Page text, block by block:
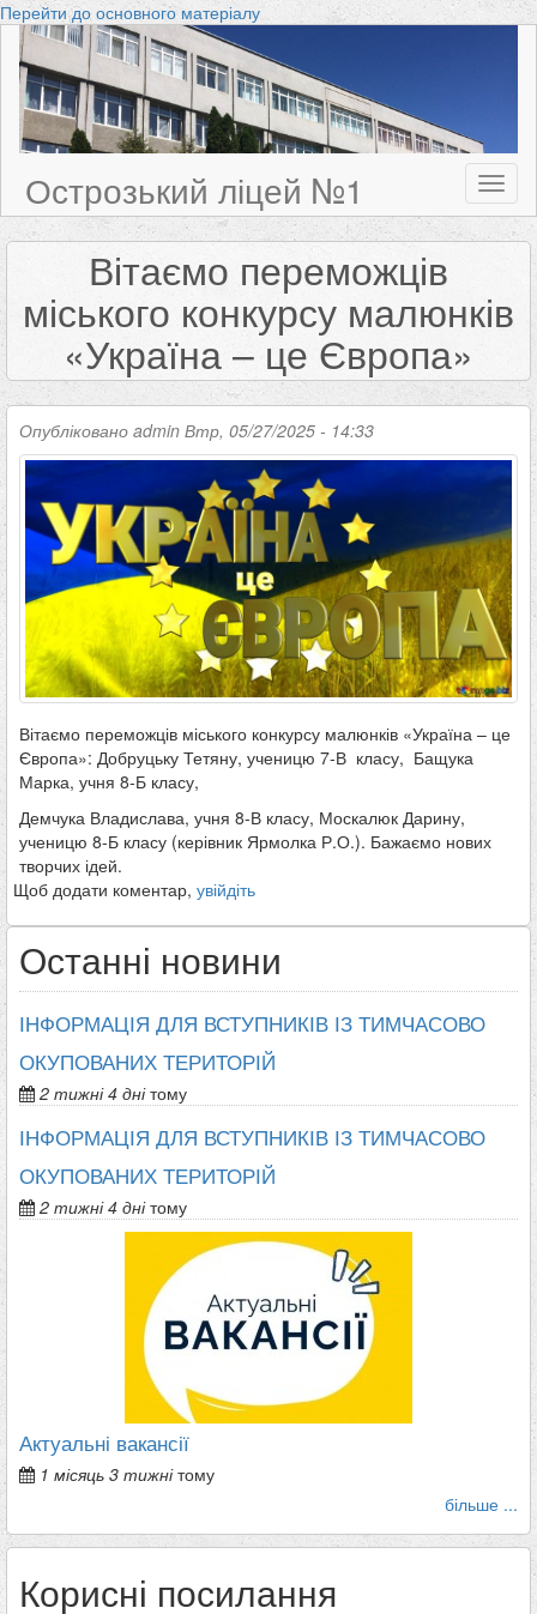
Перейти до основного матеріалу
Острозький ліцей №1
Вітаємо переможців
міського конкурсу малюнків
«Україна – це Європа»
Опубліковано admin Втр, 05/27/2025 - 14:33
Вітаємо переможців міського конкурсу малюнків «Україна – це
Європа»: Добруцьку Тетяну, ученицю 7-В класу, Бащука
Марка, учня 8-Б класу,
Демчука Владислава, учня 8-В класу, Москалюк Дарину,
ученицю 8-Б класу (керівник Ярмолка Р.О.). Бажаємо нових
творчих ідей.
Щоб додати коментар, увійдіть
Останні новини
ІНФОРМАЦІЯ ДЛЯ ВСТУПНИКІВ ІЗ ТИМЧАСОВО
ОКУПОВАНИХ ТЕРИТОРІЙ
2 тижні 4 днітому
ІНФОРМАЦІЯ ДЛЯ ВСТУПНИКІВ ІЗ ТИМЧАСОВО
ОКУПОВАНИХ ТЕРИТОРІЙ
2 тижні 4 днітому
Актуальні вакансії
1 місяць 3 тижнітому
більше ...
Корисні посилання